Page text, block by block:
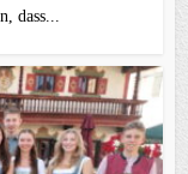
dass...